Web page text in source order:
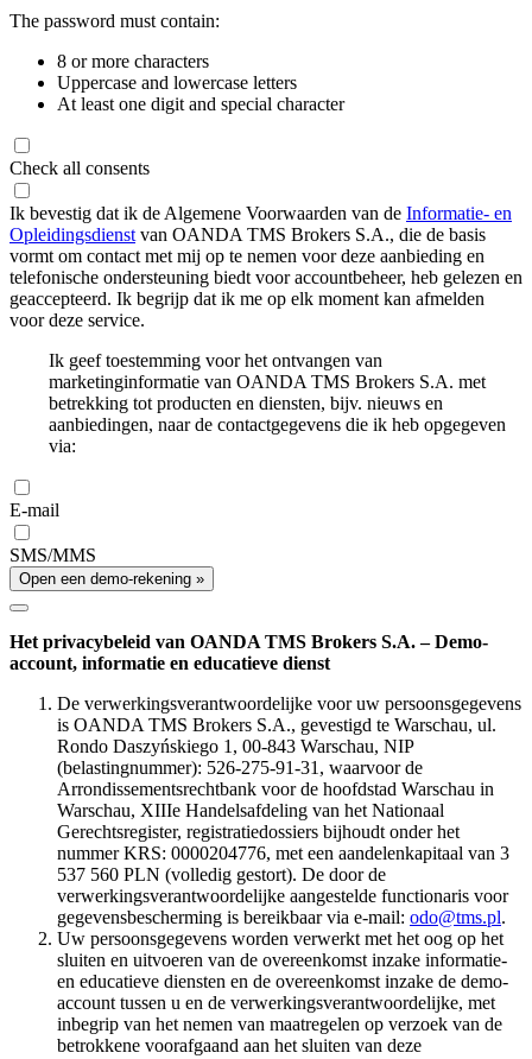
The password must contain:
8 or more characters
Uppercase and lowercase letters
At least one digit and special character
Check all consents
Ik bevestig dat ik de Algemene Voorwaarden van de Informatie- en
Opleidingsdienst van OANDA TMS Brokers S.A., die de basis
vormt om contact met mij op te nemen voor deze aanbieding en
telefonische ondersteuning biedt voor accountbeheer, heb gelezen en
geaccepteerd. Ik begrijp dat ik me op elk moment kan afmelden
voor deze service.
Ik geef toestemming voor het ontvangen van
marketinginformatie van OANDA TMS Brokers S.A. met
betrekking tot producten en diensten, bijv. nieuws en
aanbiedingen, naar de contactgegevens die ik heb opgegeven
via:
E-mail
SMS/MMS
Open een demo-rekening »
Het privacybeleid van OANDA TMS Brokers S.A. – Demo-
account, informatie en educatieve dienst
De verwerkingsverantwoordelijke voor uw persoonsgegevens
is OANDA TMS Brokers S.A., gevestigd te Warschau, ul.
Rondo Daszyńskiego 1, 00-843 Warschau, NIP
(belastingnummer): 526-275-91-31, waarvoor de
Arrondissementsrechtbank voor de hoofdstad Warschau in
Warschau, XIIIe Handelsafdeling van het Nationaal
Gerechtsregister, registratiedossiers bijhoudt onder het
nummer KRS: 0000204776, met een aandelenkapitaal van 3
537 560 PLN (volledig gestort). De door de
verwerkingsverantwoordelijke aangestelde functionaris voor
gegevensbescherming is bereikbaar via e-mail: odo@tms.pl.
Uw persoonsgegevens worden verwerkt met het oog op het
sluiten en uitvoeren van de overeenkomst inzake informatie-
en educatieve diensten en de overeenkomst inzake de demo-
account tussen u en de verwerkingsverantwoordelijke, met
inbegrip van het nemen van maatregelen op verzoek van de
betrokkene voorafgaand aan het sluiten van deze